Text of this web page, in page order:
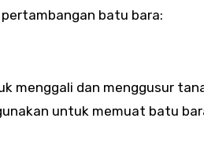
batu bara:
menggali dan menggusur
untuk memuat batu